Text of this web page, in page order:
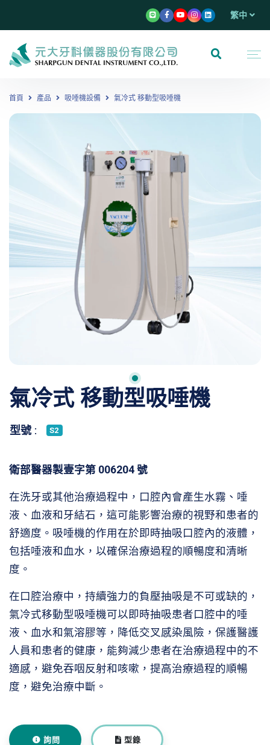
繁中
首頁 產品 吸唾機設備 氣冷式 移動型吸唾機
氣冷式 移動型吸唾機
型號 : S2
衛部醫器製壹字第 006204 號
在洗牙或其他治療過程中，口腔內會產生水霧、唾
液、血液和牙結石，這可能影響治療的視野和患者的
舒適度。吸唾機的作用在於即時抽吸口腔內的液體，
包括唾液和血水，以確保治療過程的順暢度和清晰
度。
在口腔治療中，持續強力的負壓抽吸是不可或缺的，
氣冷式移動型吸唾機可以即時抽吸患者口腔中的唾
液、血水和氣溶膠等，降低交叉感染風險，保護醫護
人員和患者的健康，能夠減少患者在治療過程中的不
適感，避免吞咽反射和咳嗽，提高治療過程的順暢
度，避免治療中斷。
詢問 型錄